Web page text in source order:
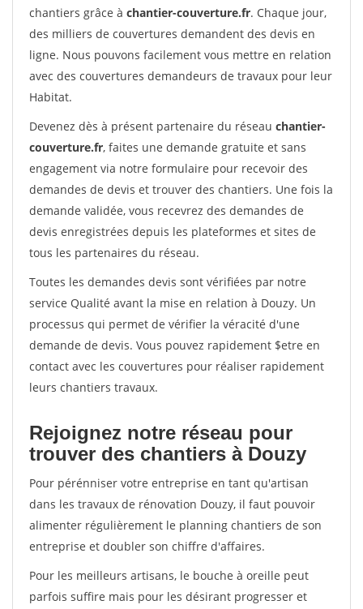
chantiers grâce à chantier-couverture.fr. Chaque jour,
des milliers de couvertures demandent des devis en
ligne. Nous pouvons facilement vous mettre en relation
avec des couvertures demandeurs de travaux pour leur
Habitat.
Devenez dès à présent partenaire du réseau chantier-
couverture.fr, faites une demande gratuite et sans
engagement via notre formulaire pour recevoir des
demandes de devis et trouver des chantiers. Une fois la
demande validée, vous recevrez des demandes de
devis enregistrées depuis les plateformes et sites de
tous les partenaires du réseau.
Toutes les demandes devis sont vérifiées par notre
service Qualité avant la mise en relation à Douzy. Un
processus qui permet de vérifier la véracité d'une
demande de devis. Vous pouvez rapidement $etre en
contact avec les couvertures pour réaliser rapidement
leurs chantiers travaux.
Rejoignez notre réseau pour
trouver des chantiers à Douzy
Pour pérénniser votre entreprise en tant qu'artisan
dans les travaux de rénovation Douzy, il faut pouvoir
alimenter régulièrement le planning chantiers de son
entreprise et doubler son chiffre d'affaires.
Pour les meilleurs artisans, le bouche à oreille peut
parfois suffire mais pour les désirant progresser et